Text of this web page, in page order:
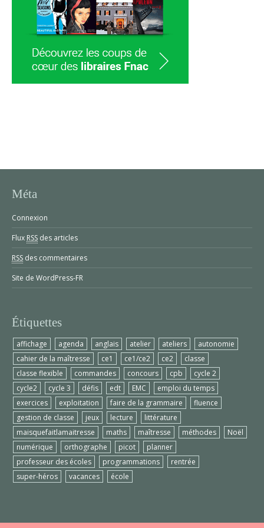
Méta
Connexion
Flux RSS des articles
RSS des commentaires
Site de WordPress-FR
Étiquettes
affichage agenda anglais atelier ateliers
autonomie
cahier de la maîtresse
ce1 ce1/ce2 ce2
classe
classe flexible
commandes concours cpb
cycle 2
cycle2
cycle 3 défis edt EMC
emploi du temps
exercices
exploitation faire de la grammaire
fluence
gestion de classe
jeux lecture
littérature
maisquefaitlamaitresse
maths maîtresse méthodes
Noël
numérique
orthographe picot
planner
professeur des écoles
programmations
rentrée
super-héros
vacances école